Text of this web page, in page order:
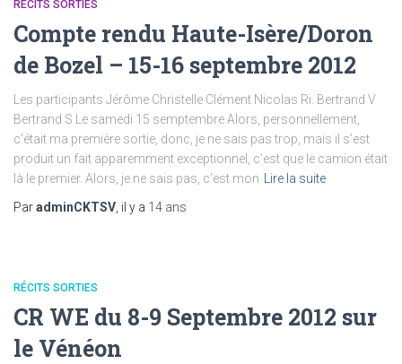
RÉCITS SORTIES
Compte rendu Haute-Isère/Doron
de Bozel – 15-16 septembre 2012
Les participants Jérôme Christelle Clément Nicolas Ri. Bertrand V
Bertrand S Le samedi 15 semptembre Alors, personnellement,
c’était ma première sortie, donc, je ne sais pas trop, mais il s’est
produit un fait apparemment exceptionnel, c’est que le camion était
là le premier. Alors, je ne sais pas, c’est mon
Lire la suite
ParadminCKTSV , il y a 14 ans
RÉCITS SORTIES
CR WE du 8-9 Septembre 2012 sur
le Vénéon